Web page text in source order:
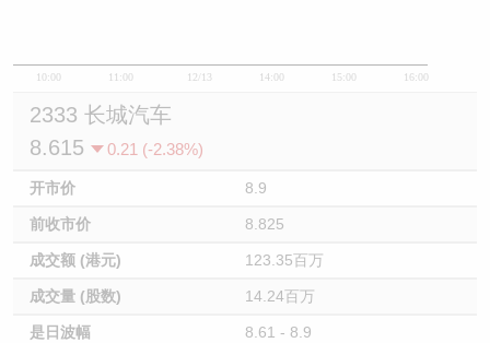
10:00 11:00 12/13 14:00 15:00 16:00
2333 长城汽车
8.615
0.21 (-2.38%)
开市价 8.9
前收市价 8.825
成交额 (港元) 123.35百万
成交量 (股数) 14.24百万
是日波幅 8.61 - 8.9